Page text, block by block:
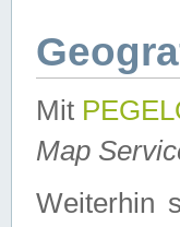
Mit
Map
Weiterhin